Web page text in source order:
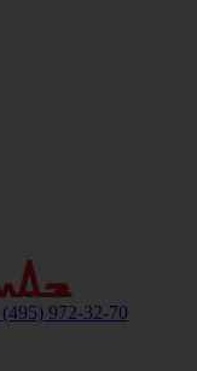
972-32-70